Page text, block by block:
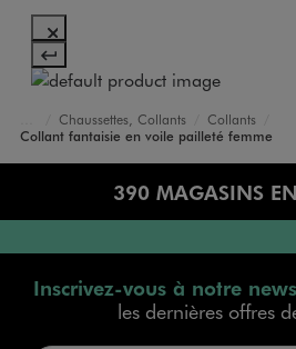
Accueil
Femme
Lingerie
Chaussettes, Collants
Collants
Collant fantaisie en voile pailleté femme
390 MAGASINS
Inscrivez-vous à notre
les dernières offres